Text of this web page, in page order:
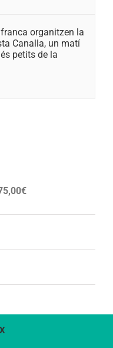
organitzen la
Canalla, un matí
petits de la
€